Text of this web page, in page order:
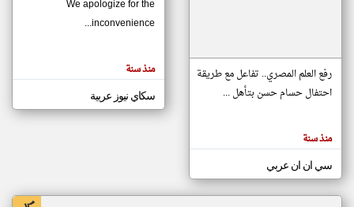
مصادر الأخبار من موريتانيا
اخبار موريتانيا على مدار الساعة
أهم اخبار موريتانيا العاجلة والمباشرة
المقالات
الموجوده
هنا عن
رفع العلم المصري.. تفاعل مع طريقة
احتفال حسام حسن بتأهل ...
منذ سنة
سي ان ان عربي
We apologize for the
inconvenience...
منذ سنة
سكاي نيوز عربية
klyoum.com